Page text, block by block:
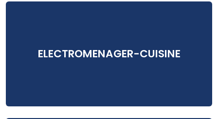
ELECTROMENAGER-CUISINE